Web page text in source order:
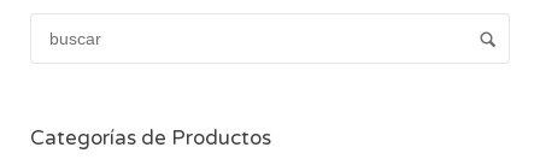
Categorías de Productos